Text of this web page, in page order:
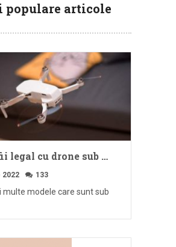
populare articole
legal cu drone sub …
2022 133
multe modele care sunt sub